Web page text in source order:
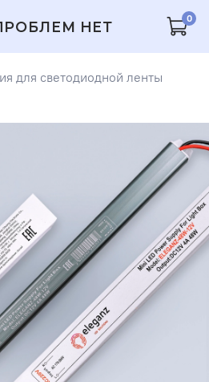
НЕТ 0
для светодиодной ленты